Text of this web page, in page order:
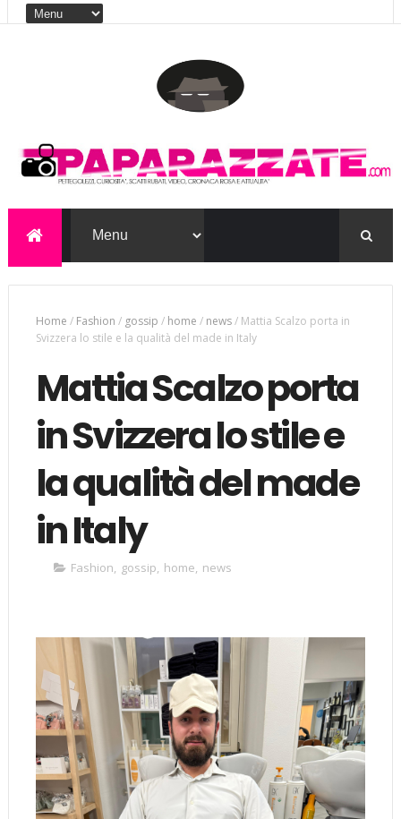
Home / Fashion / gossip / home / news/ Mattia Scalzo porta in
Svizzera lo stile e la qualità del made in Italy
Mattia Scalzo porta
in Svizzera lo stile e
la qualità del made
in Italy
Fashion, gossip, home, news